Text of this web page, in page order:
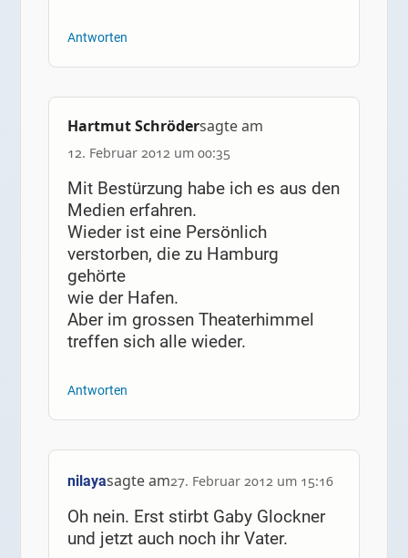
Antworten
Hartmut Schrödersagte am
12. Februar 2012 um 00:35
Mit Bestürzung habe ich es aus den
Medien erfahren.
Wieder ist eine Persönlich
verstorben, die zu Hamburg
gehörte
wie der Hafen.
Aber im grossen Theaterhimmel
treffen sich alle wieder.
Antworten
nilayasagte am27. Februar 2012 um 15:16
Oh nein. Erst stirbt Gaby Glockner
und jetzt auch noch ihr Vater.